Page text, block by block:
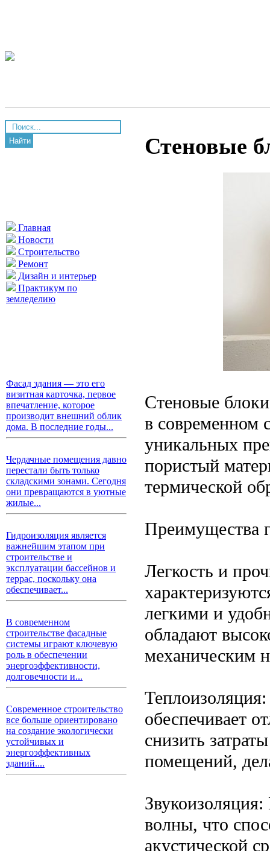
Найти
Главная
Новости
Строительство
Ремонт
Дизайн и интерьер
Практикум по
земледелию
Фасад здания — это его
визитная карточка, первое
впечатление, которое
производит внешний облик
дома. В последние годы...
Чердачные помещения давно
перестали быть только
складскими зонами. Сегодня
они превращаются в уютные
жилые...
Гидроизоляция является
важнейшим этапом при
строительстве и
эксплуатации бассейнов и
террас, поскольку она
обеспечивает...
В современном
строительстве фасадные
системы играют ключевую
роль в обеспечении
энергоэффективности,
долговечности и...
Современное строительство
все больше ориентировано
на создание экологически
устойчивых и
энергоэффективных
зданий....
Стеновые
Стеновые
в современном
уникальных
пористый
термической
Преимущества
Легкость и
легкими и
обладают
механическим
Теплоизоляция:
обеспечивает
снизить
помещений,
волны, что
акустической